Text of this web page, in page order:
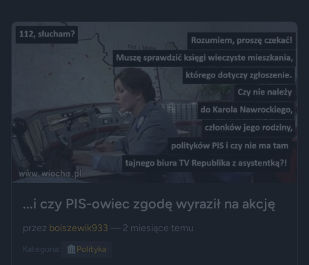
...i czy PIS-owiec zgodę wyraził na akcję
przez bolszewik933 — 2 miesiące temu
Kategoria: 🏛️ Polityka